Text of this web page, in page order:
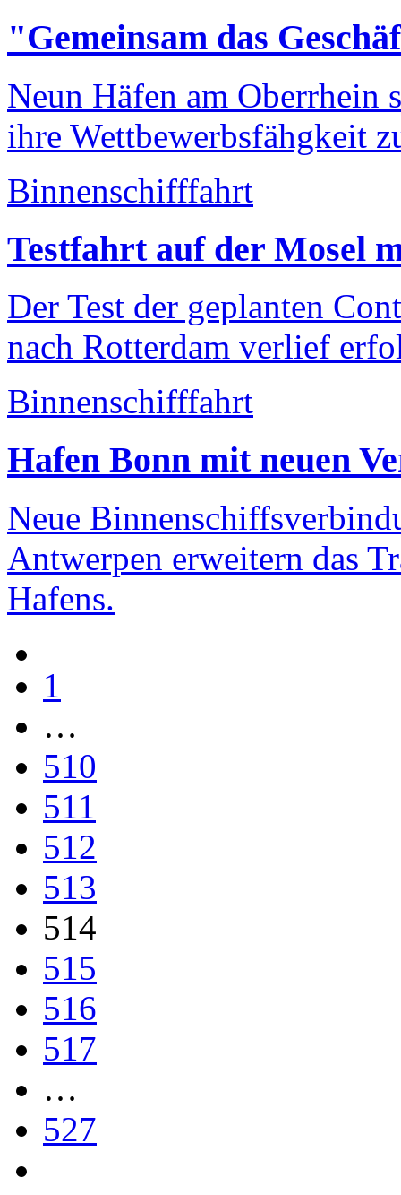
"Gemeinsam das
Neun Häfen am Oberrhein
ihre Wettbewerbsfähgkeit
Binnenschifffahrt
Testfahrt auf der Mosel
Der Test der geplanten
nach Rotterdam verlief
Binnenschifffahrt
Hafen Bonn mit neuen
Neue
Antwerpen erweitern das
Hafens.
1
…
510
511
512
513
514
515
516
517
…
527